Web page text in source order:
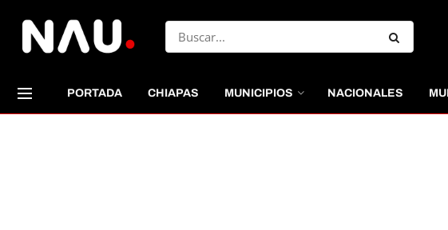
PORTADA CHIAPAS MUNICIPIOS NACIONALES